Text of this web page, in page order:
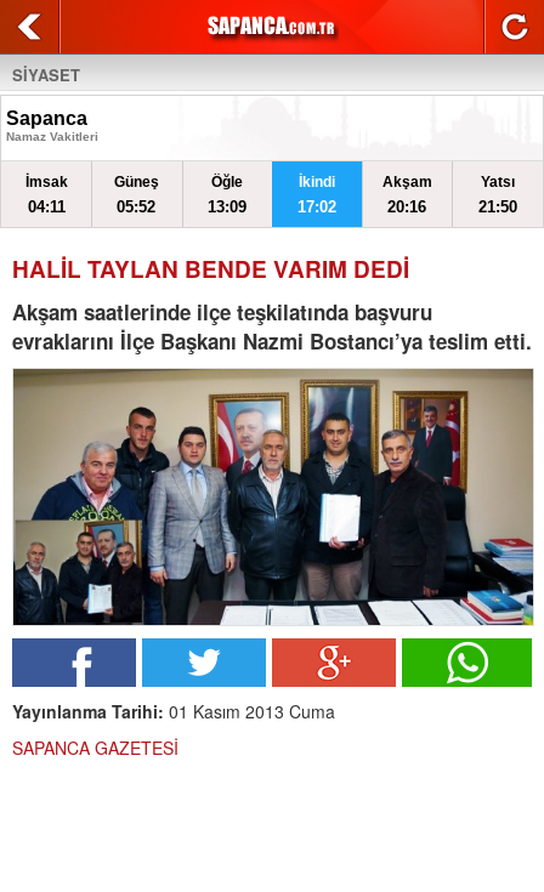
SİYASET
Sapanca
Namaz Vakitleri
İmsak
04:11
Güneş
05:52
Öğle
13:09
İkindi
17:02
Akşam
20:16
Yatsı
21:50
HALİL TAYLAN BENDE VARIM DEDİ
Akşam saatlerinde ilçe teşkilatında başvuru
evraklarını İlçe Başkanı Nazmi Bostancı’ya teslim etti.
Yayınlanma Tarihi: 01 Kasım 2013 Cuma
SAPANCA GAZETESİ